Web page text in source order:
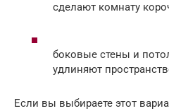
сделают комнату
боковые стены и
удлиняют
Если вы выбираете этот